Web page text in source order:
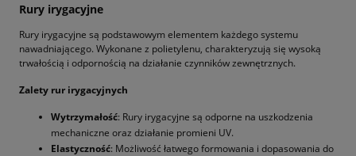
Rury irygacyjne
Rury irygacyjne są podstawowym elementem każdego systemu
nawadniającego. Wykonane z polietylenu, charakteryzują się wysoką
trwałością i odpornością na działanie czynników zewnętrznych.
Zalety rur irygacyjnych
Wytrzymałość: Rury irygacyjne są odporne na uszkodzenia
mechaniczne oraz działanie promieni UV.
Elastyczność: Możliwość łatwego formowania i dopasowania do